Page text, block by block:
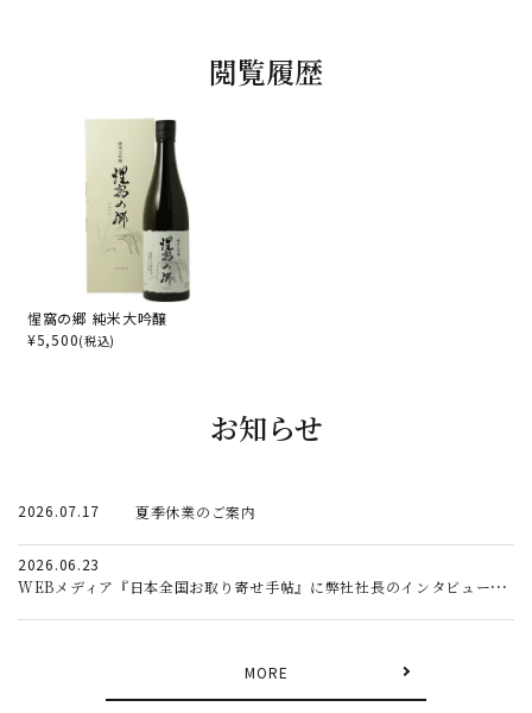
閲覧履歴
惺窩の郷 純米大吟醸
¥5,500(税込)
お知らせ
2026.07.17 夏季休業のご案内
2026.06.23
WEBメディア『日本全国お取り寄せ手帖』に弊社社長のインタビュー記事が掲載されました。
MORE